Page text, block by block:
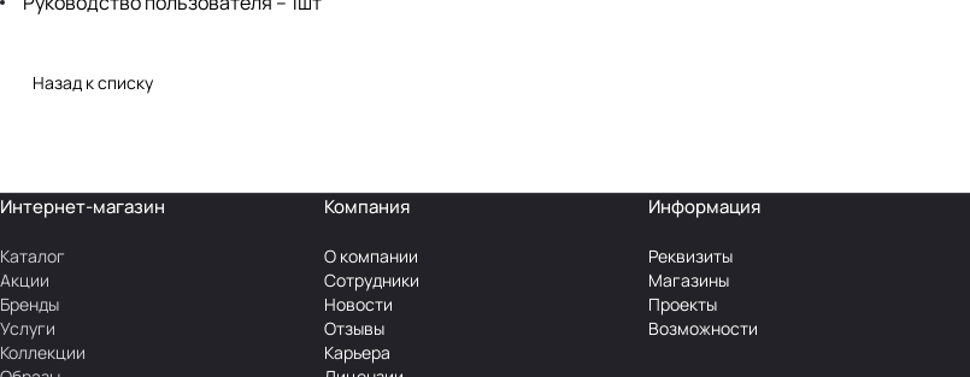
Назад к списку
Интернет-магазин
Каталог
Акции
Бренды
Услуги
Коллекции
Компания
О компании
Сотрудники
Новости
Отзывы
Карьера
Информация
Реквизиты
Магазины
Проекты
Возможности